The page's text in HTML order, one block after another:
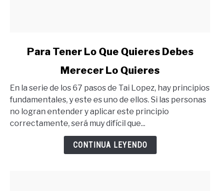
Tener
Lo
Que
Quieres
Para Tener Lo Que Quieres Debes
Merecer Lo Quieres
En la serie de los 67 pasos de Tai Lopez, hay principios
fundamentales, y este es uno de ellos. Si las personas
no logran entender y aplicar este principio
correctamente, será muy difícil que...
CONTINUA LEYENDO